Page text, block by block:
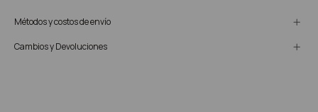
Métodos y costos de envío
Cambios y Devoluciones